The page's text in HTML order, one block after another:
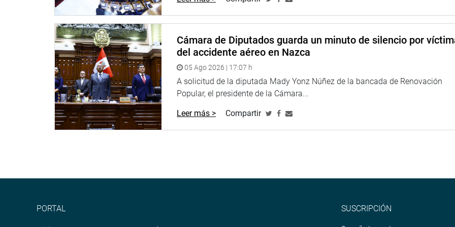
PRENSA CONGRESO
Cámara de Diputados guarda un minuto de silencio por
del accidente aéreo en Nazca
05 Ago 2026 | 17:07 h
A solicitud de la diputada Mady Yonz Núñez de la bancada de Renovación
Popular, el presidente de la Cámara...
Leer más > Compartir
PORTAL SUSCRIPCIÓN